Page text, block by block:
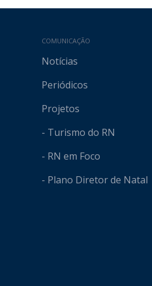
COMUNICAÇÃO
Notícias
Periódicos
Projetos
- Turismo do RN
- RN em Foco
- Plano Diretor de Natal